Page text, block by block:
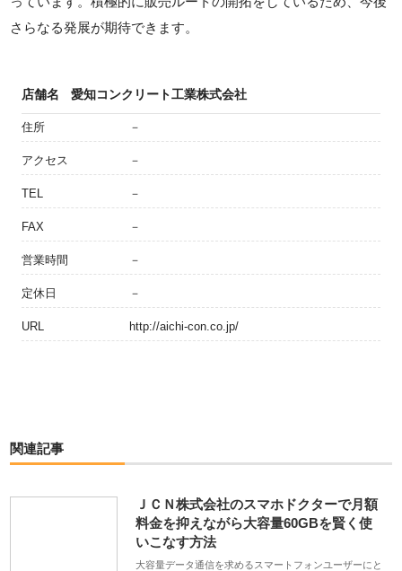
さらなる発展が期待できます。
店舗名 愛知コンクリート工業株式会社
住所 －
アクセス －
TEL －
FAX －
営業時間 －
定休日 －
URL http://aichi-con.co.jp/
関連記事
ＪＣＮ株式会社のスマホドクターで月額
料金を抑えながら大容量60GBを賢く使
いこなす方法
大容量データ通信を求めるスマートフォンユーザーにと